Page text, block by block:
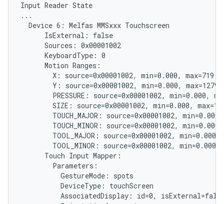
Input Reader State
...
  Device 6: Melfas MMSxxx Touchscreen
      IsExternal: false
      Sources: 0x00001002
      KeyboardType: 0
      Motion Ranges:
X: source=0x00001002, min=0.000,
Y: source=0x00001002, min=0.000,
PRESSURE: source=0x00001002, min=0.000,
SIZE: source=0x00001002, min=0.000,
TOUCH_MAJOR: source=0x00001002,
TOUCH_MINOR: source=0x00001002,
TOOL_MAJOR: source=0x00001002, min=0.000,
TOOL_MINOR: source=0x00001002, min=0.000,
      Touch Input Mapper:
        Parameters:
          GestureMode: spots
          DeviceType: touchScreen
AssociatedDisplay: id=0,